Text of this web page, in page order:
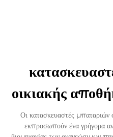
οικιακής
Οι κατασκευαστές μπαταριών
εκπροσωπούν ένα γρήγορα